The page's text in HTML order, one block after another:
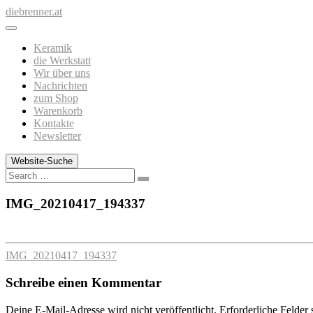
Zum
Inhalt
diebrenner.at
Keramik
die Werkstatt
Wir über uns
Nachrichten
zum Shop
Warenkorb
Kontakte
Newsletter
Website-Suche
Search
IMG_20210417_194337
IMG_20210417_194337
Schreibe einen Kommentar
Deine E-Mail-Adresse wird nicht veröffentlicht. Erforderliche Felder